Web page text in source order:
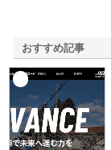
おすすめ記事